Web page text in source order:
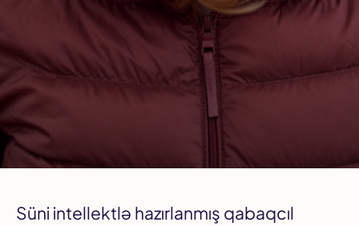
Süni intellektlə hazırlanmış qabaqcıl